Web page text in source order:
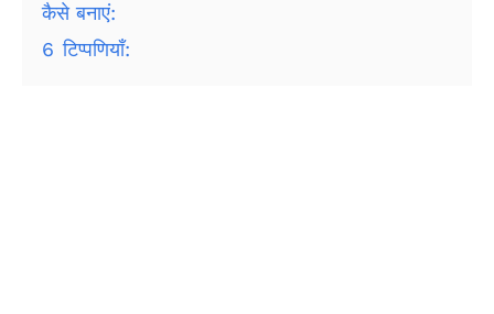
कैसे बनाएं:
6 टिप्पणियाँ: